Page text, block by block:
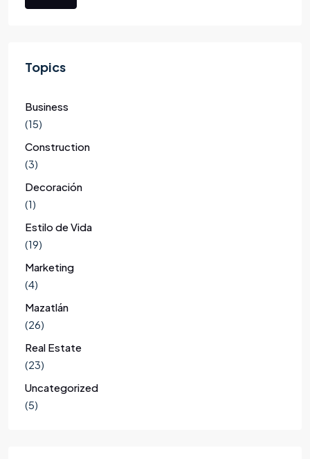
Topics
Business
(15)
Construction
(3)
Decoración
(1)
Estilo de Vida
(19)
Marketing
(4)
Mazatlán
(26)
Real Estate
(23)
Uncategorized
(5)